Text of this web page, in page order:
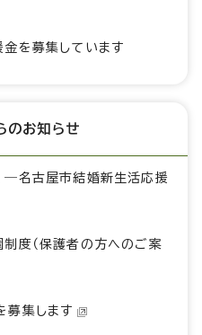
を募集しています
のお知らせ
―名古屋市結婚新生活応援
度（保護者の方へのご案
募集します